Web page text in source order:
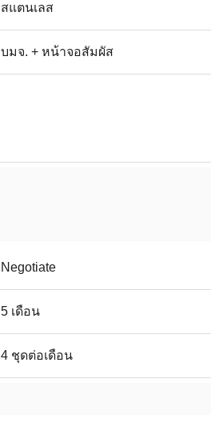
สแตนเลส
บมจ. + หน้าจอสัมผัส
Negotiate
5 เดือน
4 ชุดต่อเดือน